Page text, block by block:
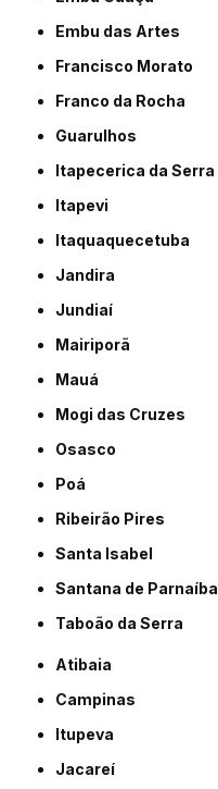
Embu das Artes
Francisco Morato
Franco da Rocha
Guarulhos
Itapecerica da Serra
Itapevi
Itaquaquecetuba
Jandira
Jundiaí
Mairiporã
Mauá
Mogi das Cruzes
Osasco
Poá
Ribeirão Pires
Santa Isabel
Santana de Parnaíba
Taboão da Serra
Atibaia
Campinas
Itupeva
Jacareí